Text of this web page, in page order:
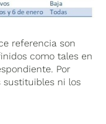
referencia son
como tales en
Por
sustituibles ni los